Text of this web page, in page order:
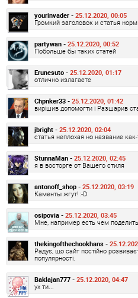
yourinvader - 25.12.2020, 00:05
Громкий заголовок и статья
partywan - 25.12.2020, 00:52
Побольше бы таких статей
Erunesuto - 25.12.2020, 01:17
отлично излагаете
Chpnker33 - 25.12.2020, 01:42
вирішив допомогти і Разшарив
jbright - 25.12.2020, 02:04
статья неплохая но название
StunnaMan - 25.12.2020, 02:45
я в восторге от Вашего стиля
antonoff_shop - 25.12.2020, 03:19
Каменты жгут! :-D
osipovia - 25.12.2020, 03:45
Мне, например есть чем
thekingofthechookhans -
Радує, що сайт постійно
популярності.
Baklajan777 - 25.12.2020, 04:47
ух ти...